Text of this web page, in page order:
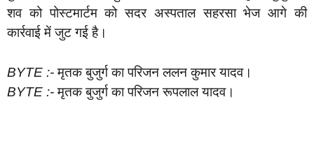
शव को पोस्टमार्टम को सदर अस्पताल सहरसा भेज आगे की
कार्रवाई में जुट गई है।
BYTE :-मृतक बुजुर्ग का परिजन ललन कुमार यादव।
BYTE :-मृतक बुजुर्ग का परिजन रूपलाल यादव।